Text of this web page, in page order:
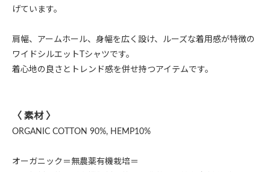
げています。
肩幅、アームホール、身幅を広く設け、ルーズな着用感が特徴の
ワイドシルエットTシャツです。
着心地の良さとトレンド感を併せ持つアイテムです。
〈 素材 〉
ORGANIC COTTON 90%, HEMP10%
オーガニック＝無農薬有機栽培＝